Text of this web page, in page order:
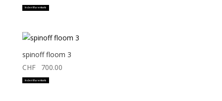
In den Warenkorb
spinoff floom 3
CHF
700.00
In den Warenkorb